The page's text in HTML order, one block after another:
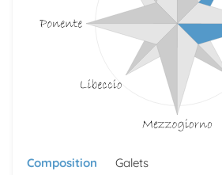
Composition
Galets